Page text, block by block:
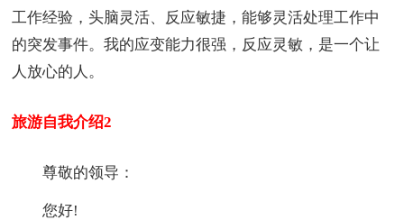
工作经验，头脑灵活、反应敏捷，能够灵活处理工作中
的突发事件。我的应变能力很强，反应灵敏，是一个让
人放心的人。
旅游自我介绍2
尊敬的领导：
您好!